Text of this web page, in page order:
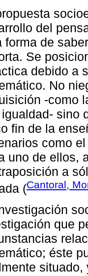
del
forma de
Se
debido a
No
-como
sino
fin de la
como
uno de ellos,
a
(Cantoral,
que
éste